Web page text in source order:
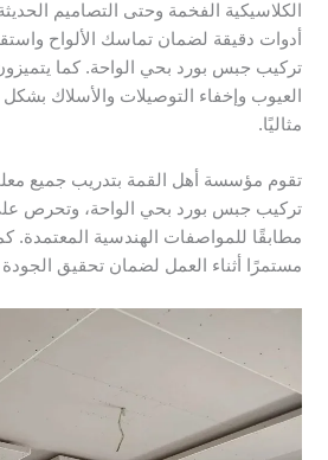
الكلاسيكية الفخمة وحتى التصاميم
أدوات دقيقة لضمان تماسك الألواح
تركيب جبس بورد بحي الواحة. كما
العيوب وإخفاء التوصيلات والأسلاك
مثاليًا.
تقوم مؤسسة أهل القمة بتدريب جميع
تركيب جبس بورد بحي الواحة، وتحرص
مطابقًا للمواصفات الهندسية المعتمدة.
مستمرًا أثناء العمل لضمان تحقيق